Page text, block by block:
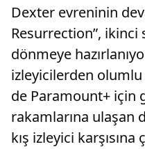
Dexter evreninin
Resurrection”,
dönmeye
izleyicilerden
de Paramount+ için
rakamlarına ulaşan
kış izleyici karşısına